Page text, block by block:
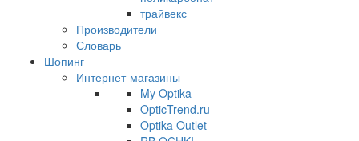
трайвекс
Производители
Словарь
Шопинг
Интернет-магазины
My Optika
OpticTrend.ru
Optika Outlet